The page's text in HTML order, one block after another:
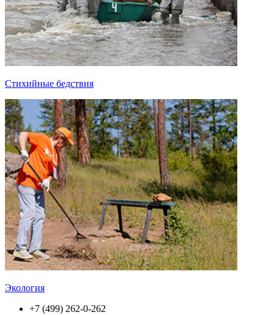
Стихийные бедствия
Экология
+7 (499) 262-0-262